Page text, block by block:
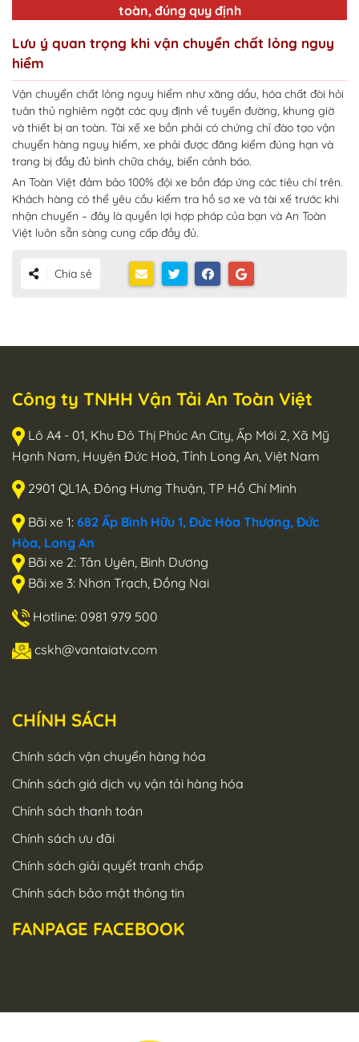
toàn, đúng quy định
Lưu ý quan trọng khi vận chuyển chất lỏng nguy
hiểm
Vận chuyển chất lỏng nguy hiểm như xăng dầu, hóa chất đòi hỏi
tuân thủ nghiêm ngặt các quy định về tuyến đường, khung giờ
và thiết bị an toàn. Tài xế xe bồn phải có chứng chỉ đào tạo vận
chuyển hàng nguy hiểm, xe phải được đăng kiểm đúng hạn và
trang bị đầy đủ bình chữa cháy, biển cảnh báo.
An Toàn Việt đảm bảo 100% đội xe bồn đáp ứng các tiêu chí trên.
Khách hàng có thể yêu cầu kiểm tra hồ sơ xe và tài xế trước khi
nhận chuyến – đây là quyền lợi hợp pháp của bạn và An Toàn
Việt luôn sẵn sàng cung cấp đầy đủ.
Chia sẻ
Công ty TNHH Vận Tải An Toàn Việt
Lô A4 - 01, Khu Đô Thị Phúc An City, Ấp Mới 2, Xã Mỹ
Hạnh Nam, Huyện Đức Hoà, Tỉnh Long An, Việt Nam
2901 QL1A, Đông Hưng Thuận, TP Hồ Chí Minh
Bãi xe 1: 682 Ấp Bình Hữu 1, Đức Hòa Thượng, Đức
Hòa, Long An
Bãi xe 2: Tân Uyên, Bình Dương
Bãi xe 3: Nhơn Trạch, Đồng Nai
Hotline: 0981 979 500
cskh@vantaiatv.com
CHÍNH SÁCH
Chính sách vận chuyển hàng hóa
Chính sách giá dịch vụ vận tải hàng hóa
Chính sách thanh toán
Chính sách ưu đãi
Chính sách giải quyết tranh chấp
Chính sách bảo mật thông tin
FANPAGE FACEBOOK